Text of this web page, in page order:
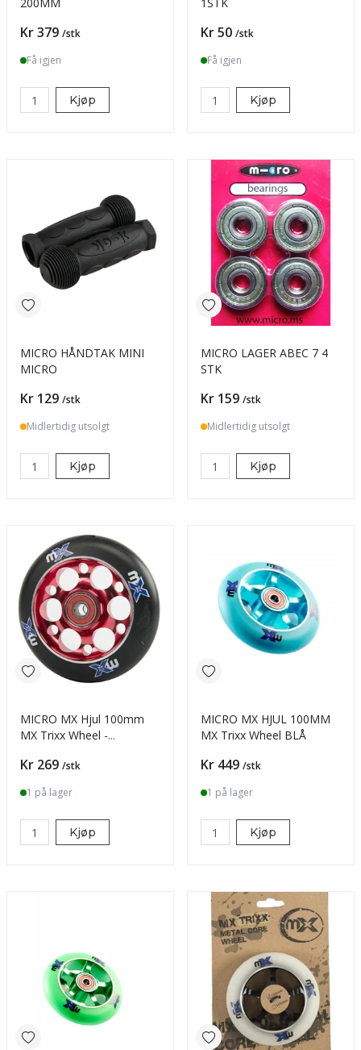
Pris
Kr 379 /stk
Få igjen
Kjøp
Pris
Kr 50 /stk
Få igjen
Kjøp
MICRO HÅNDTAK MINI
MICRO
Pris
Kr 129 /stk
Midlertidig utsolgt
Kjøp
MICRO LAGER ABEC 7 4
STK
Pris
Kr 159 /stk
Midlertidig utsolgt
Kjøp
MICRO MX Hjul 100mm
MX Trixx Wheel -
Pris
Kr 269 /stk
1 på lager
Kjøp
MICRO MX HJUL 100MM
MX Trixx Wheel BLÅ
Pris
Kr 449 /stk
1 på lager
Kjøp